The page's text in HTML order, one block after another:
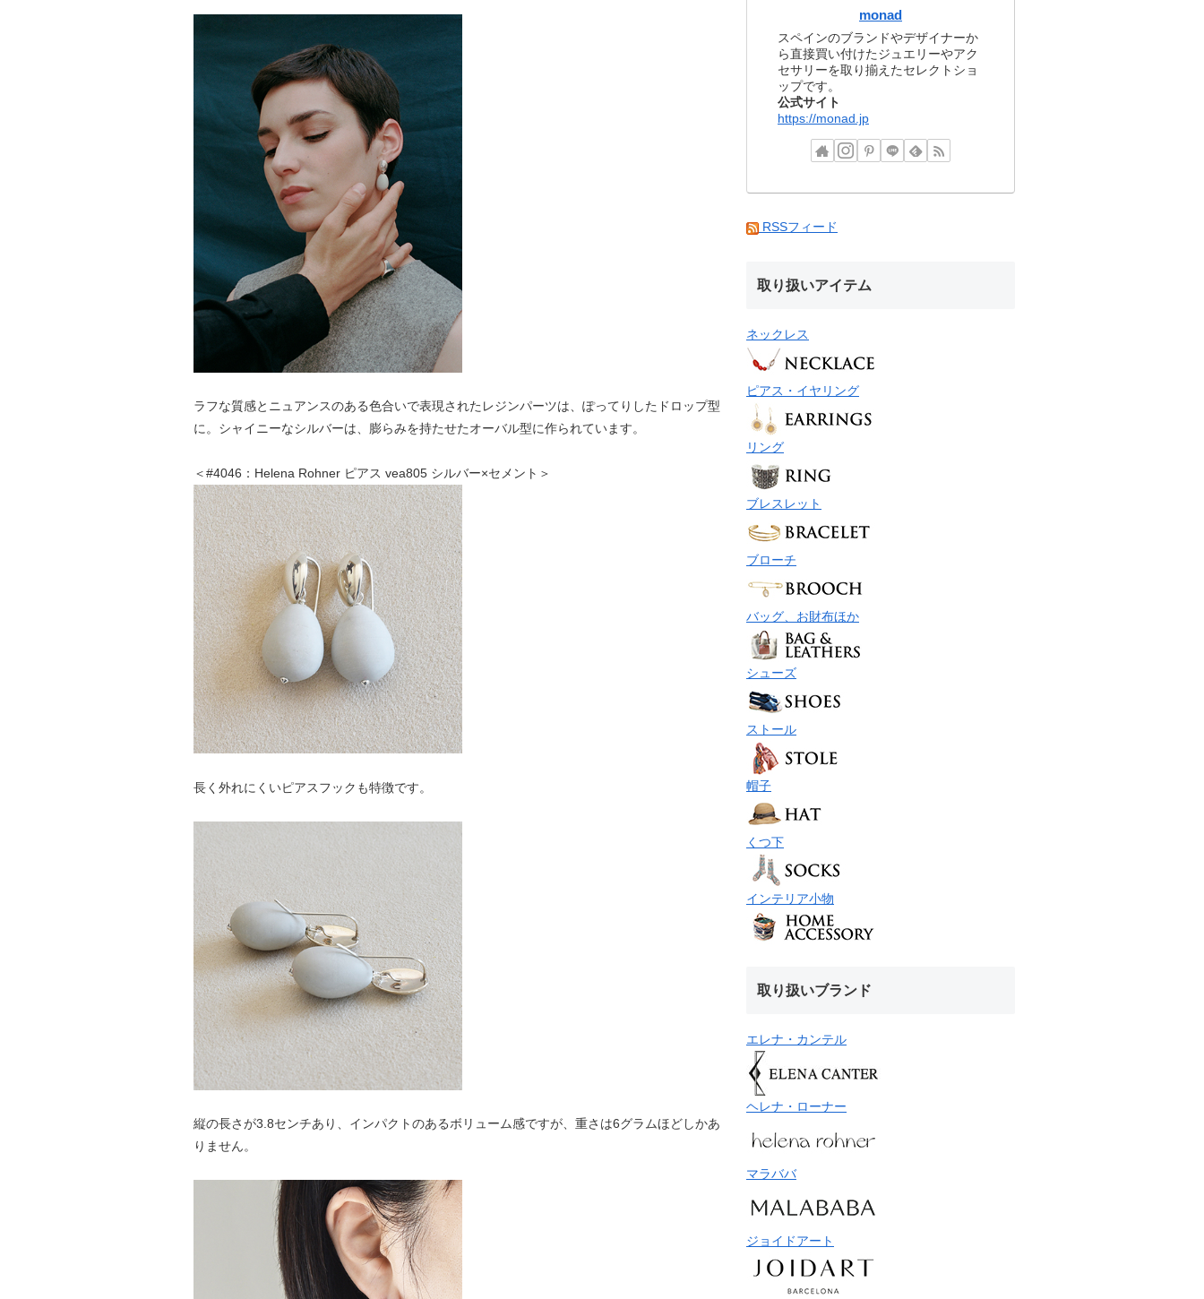
ラフな質感とニュアンスのある色合いで表現されたレジンパーツは、ぽってりしたドロップ型
に。シャイニーなシルバーは、膨らみを持たせたオーバル型に作られています。
＜#4046：Helena Rohner ピアス vea805 シルバー×セメント＞
長く外れにくいピアスフックも特徴です。
縦の長さが3.8センチあり、インパクトのあるボリューム感ですが、重さは6グラムほどしかあ
りません。
monad
スペインのブランドやデザイナーか
ら直接買い付けたジュエリーやアク
セサリーを取り揃えたセレクトショ
ップです。
公式サイト
https://monad.jp
RSSフィード
取り扱いアイテム
ネックレス
ピアス・イヤリング
リング
ブレスレット
ブローチ
バッグ、お財布ほか
シューズ
ストール
帽子
くつ下
インテリア小物
取り扱いブランド
エレナ・カンテル
ヘレナ・ローナー
マラババ
ジョイドアート